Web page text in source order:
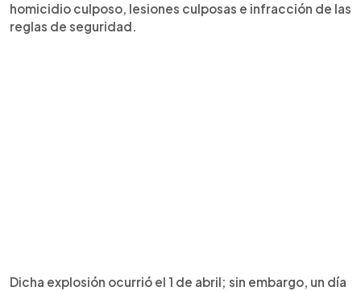
homicidio culposo, lesiones culposas e infracción de las
reglas de seguridad.
Dicha explosión ocurrió el 1 de abril; sin embargo, un día